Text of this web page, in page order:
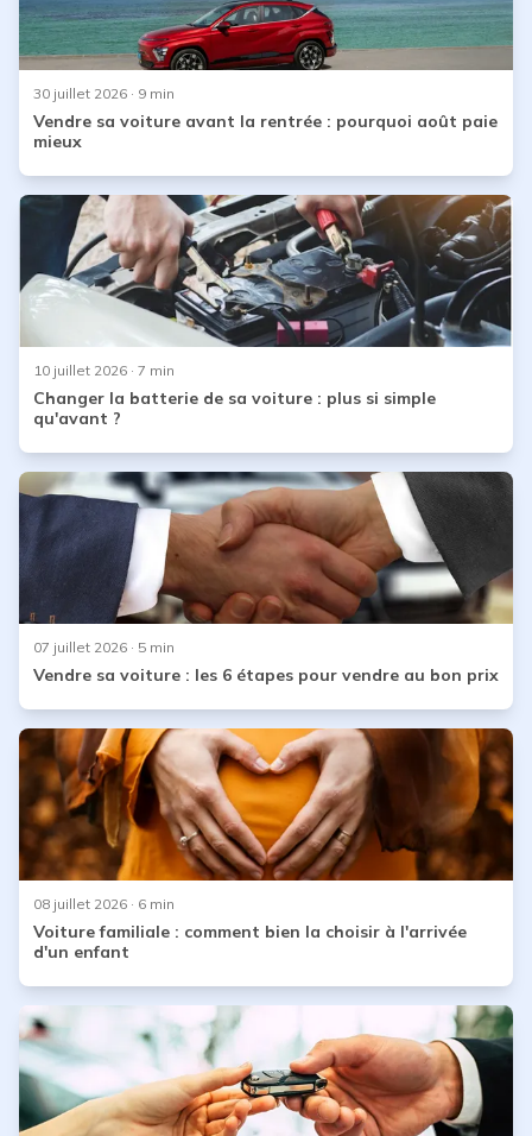
30 juillet 2026 · 9 min
Vendre sa voiture avant la rentrée : pourquoi août paie
mieux
10 juillet 2026 · 7 min
Changer la batterie de sa voiture : plus si simple
qu'avant ?
07 juillet 2026 · 5 min
Vendre sa voiture : les 6 étapes pour vendre au bon prix
08 juillet 2026 · 6 min
Voiture familiale : comment bien la choisir à l'arrivée
d'un enfant